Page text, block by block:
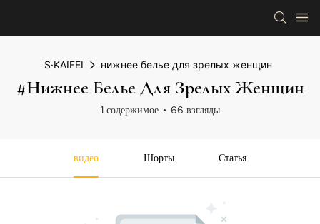
S·KAIFEI нижнее белье для зрелых женщин
#нижнее Белье Для Зрелых Женщин
1 содержимое 66 взгляды
видео Шорты Статья